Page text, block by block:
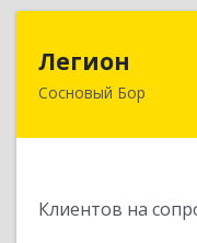
Легион
Сосновый Бор
Клиентов на
188544,